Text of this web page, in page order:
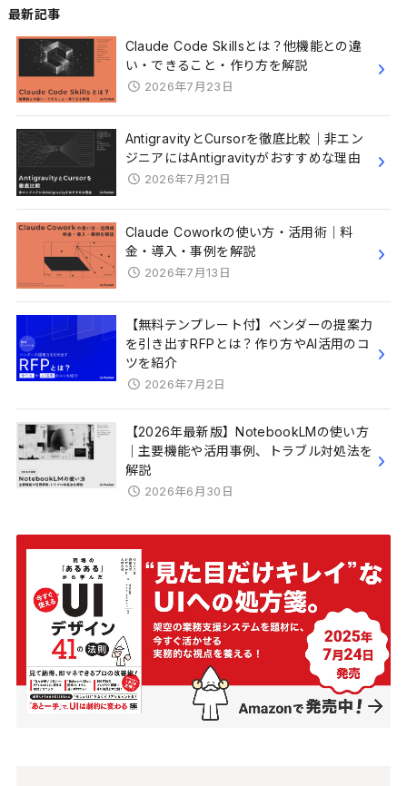
最新記事
Claude Code Skillsとは？他機能との違
い・できること・作り方を解説
2026年7月23日
AntigravityとCursorを徹底比較｜非エン
ジニアにはAntigravityがおすすめな理由
2026年7月21日
Claude Coworkの使い方・活用術｜料
金・導入・事例を解説
2026年7月13日
【無料テンプレート付】ベンダーの提案力
を引き出すRFPとは？作り方やAI活用のコ
ツを紹介
2026年7月2日
【2026年最新版】NotebookLMの使い方
｜主要機能や活用事例、トラブル対処法を
解説
2026年6月30日